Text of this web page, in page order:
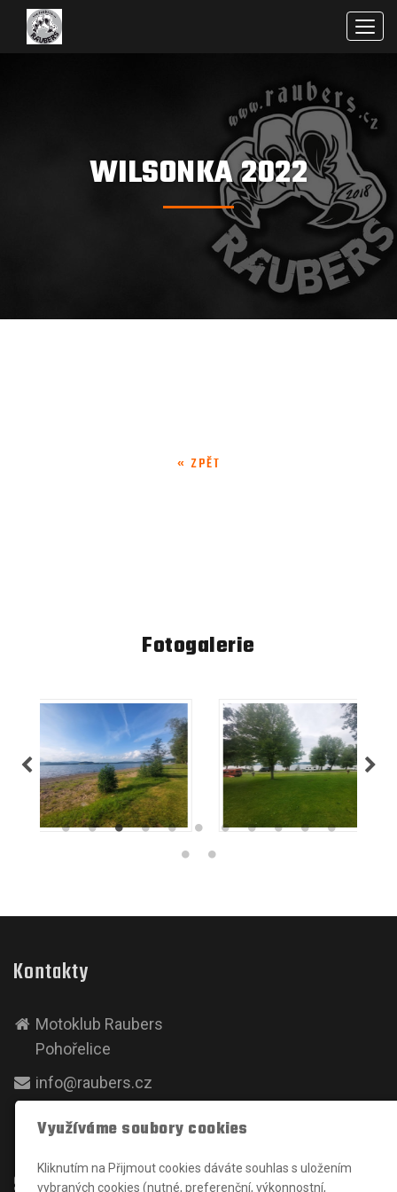
WILSONKA 2022
« ZPĚT
Fotogalerie
Kontakty
Motoklub Raubers
Pohořelice
info@raubers.cz
Sociální sítě
Využíváme soubory cookies
Kliknutím na Přijmout cookies dáváte souhlas s uložením
vybraných cookies (nutné, preferenční, výkonnostní,